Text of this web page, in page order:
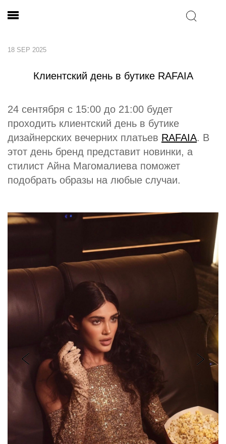
18 SEP 2025
Клиентский день в бутике RAFAIA
24 сентября с 15:00 до 21:00 будет
проходить клиентский день в бутике
дизайнерских вечерних платьев RAFAIA. В
этот день бренд представит новинки, а
стилист Айна Магомалиева поможет
подобрать образы на любые случаи.